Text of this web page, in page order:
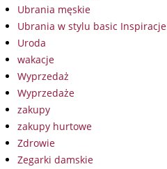
Ubrania męskie
Ubrania w stylu basic Inspiracje
Uroda
wakacje
Wyprzedaż
Wyprzedaże
zakupy
zakupy hurtowe
Zdrowie
Zegarki damskie